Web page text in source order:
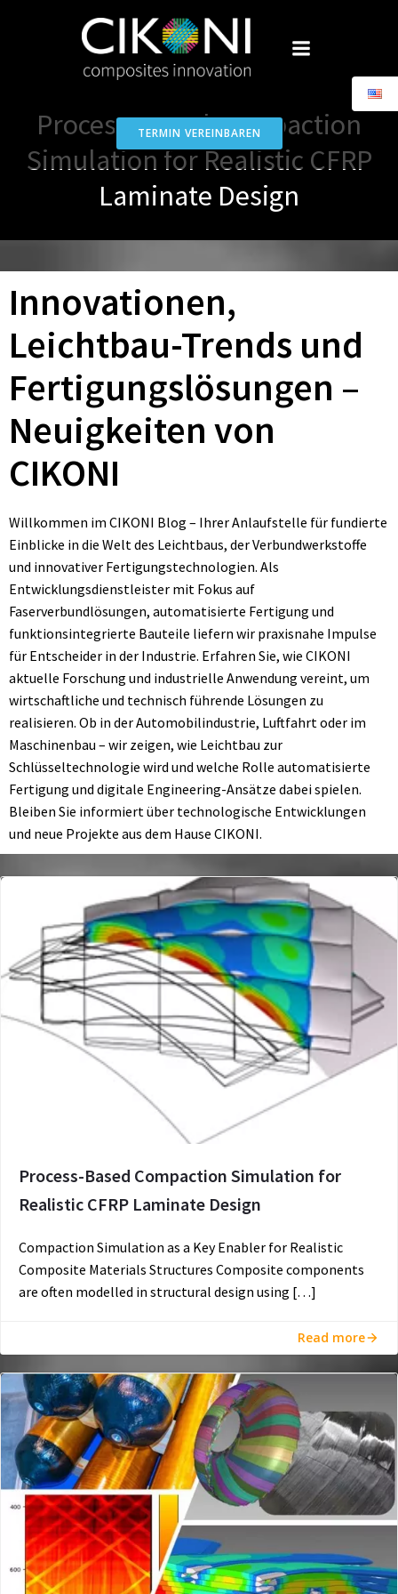
to
content
TERMIN VEREINBAREN
Process-Based Compaction
Simulation for Realistic CFRP
Laminate Design
Innovationen,
Leichtbau-Trends und
Fertigungslösungen –
Neuigkeiten von
CIKONI
Willkommen im CIKONI Blog – Ihrer Anlaufstelle für fundierte
Einblicke in die Welt des Leichtbaus, der Verbundwerkstoffe
und innovativer Fertigungstechnologien. Als
Entwicklungsdienstleister mit Fokus auf
Faserverbundlösungen, automatisierte Fertigung und
funktionsintegrierte Bauteile liefern wir praxisnahe Impulse
für Entscheider in der Industrie. Erfahren Sie, wie CIKONI
aktuelle Forschung und industrielle Anwendung vereint, um
wirtschaftliche und technisch führende Lösungen zu
realisieren. Ob in der Automobilindustrie, Luftfahrt oder im
Maschinenbau – wir zeigen, wie Leichtbau zur
Schlüsseltechnologie wird und welche Rolle automatisierte
Fertigung und digitale Engineering-Ansätze dabei spielen.
Bleiben Sie informiert über technologische Entwicklungen
und neue Projekte aus dem Hause CIKONI.
Process-Based Compaction Simulation for
Realistic CFRP Laminate Design
Compaction Simulation as a Key Enabler for Realistic
Composite Materials Structures Composite components
are often modelled in structural design using […]
Read more